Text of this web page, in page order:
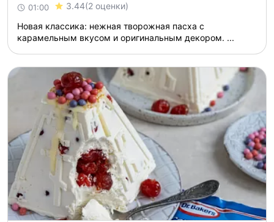
01:00 3.44(2 оценки)
Новая классика: нежная творожная пасха с
карамельным вкусом и оригинальным декором. ...